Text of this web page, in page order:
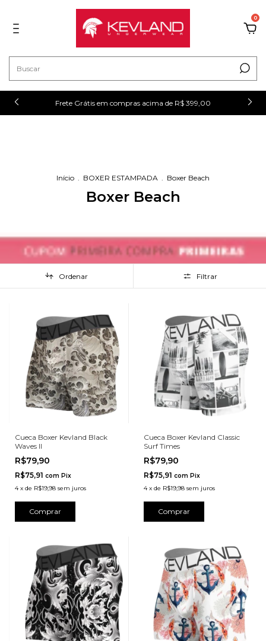
0
Frete Grátis em compras acima de R$ 399,00
Início . BOXER ESTAMPADA . Boxer Beach
Boxer Beach
Ordenar Filtrar
Cueca Boxer Kevland Black
Waves II
R$79,90
R$75,91 com Pix
4 x de R$19,98 sem juros
Comprar
Cueca Boxer Kevland Classic
Surf Times
R$79,90
R$75,91 com Pix
4 x de R$19,98 sem juros
Comprar